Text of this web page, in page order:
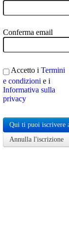
Conferma email
Accetto i Termini
e condizioni e i
Informativa sulla
privacy
Qui ti puoi iscrivere
Annulla l'iscrizione